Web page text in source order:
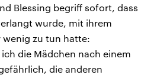
Blessing begriff sofort, dass
wurde, mit ihrem
wenig zu tun hatte:
die Mädchen nach einem
die anderen